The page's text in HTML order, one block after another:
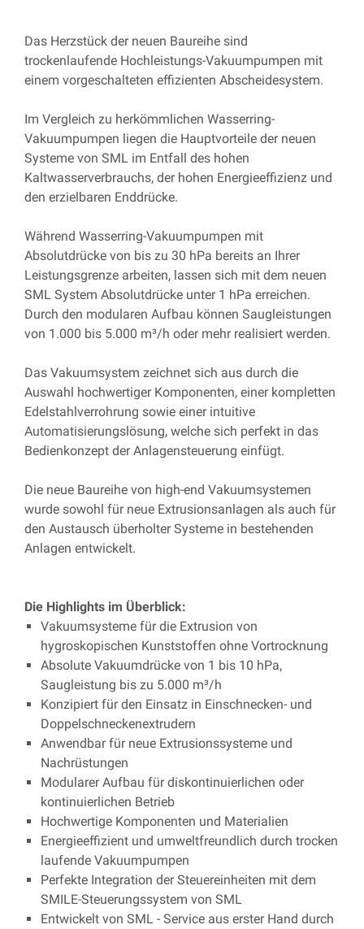
Das Herzstück der neuen Baureihe sind
trockenlaufende Hochleistungs-Vakuumpumpen mit
einem vorgeschalteten effizienten Abscheidesystem.
Im Vergleich zu herkömmlichen Wasserring-
Vakuumpumpen liegen die Hauptvorteile der neuen
Systeme von SML im Entfall des hohen
Kaltwasserverbrauchs, der hohen Energieeffizienz und
den erzielbaren Enddrücke.
Während Wasserring-Vakuumpumpen mit
Absolutdrücke von bis zu 30 hPa bereits an Ihrer
Leistungsgrenze arbeiten, lassen sich mit dem neuen
SML System Absolutdrücke unter 1 hPa erreichen.
Durch den modularen Aufbau können Saugleistungen
von 1.000 bis 5.000 m³/h oder mehr realisiert werden.
Das Vakuumsystem zeichnet sich aus durch die
Auswahl hochwertiger Komponenten, einer kompletten
Edelstahlverrohrung sowie einer intuitive
Automatisierungslösung, welche sich perfekt in das
Bedienkonzept der Anlagensteuerung einfügt.
Die neue Baureihe von high-end Vakuumsystemen
wurde sowohl für neue Extrusionsanlagen als auch für
den Austausch überholter Systeme in bestehenden
Anlagen entwickelt.
Die Highlights im Überblick:
Vakuumsysteme für die Extrusion von
hygroskopischen Kunststoffen ohne Vortrocknung
Absolute Vakuumdrücke von 1 bis 10 hPa,
Saugleistung bis zu 5.000 m³/h
Konzipiert für den Einsatz in Einschnecken- und
Doppelschneckenextrudern
Anwendbar für neue Extrusionssysteme und
Nachrüstungen
Modularer Aufbau für diskontinuierlichen oder
kontinuierlichen Betrieb
Hochwertige Komponenten und Materialien
Energieeffizient und umweltfreundlich durch trocken
laufende Vakuumpumpen
Perfekte Integration der Steuereinheiten mit dem
SMILE-Steuerungssystem von SML
Entwickelt von SML - Service aus erster Hand durch